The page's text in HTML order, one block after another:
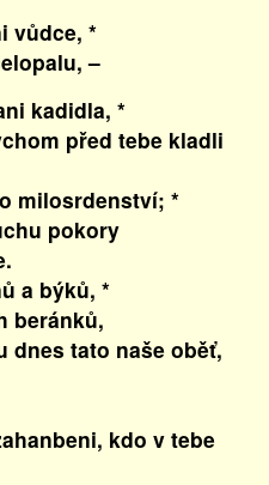
vůdce, *
–
kadidla, *
před tebe kladli
milosrdenství; *
pokory
a býků, *
tato naše oběť,
kdo v tebe